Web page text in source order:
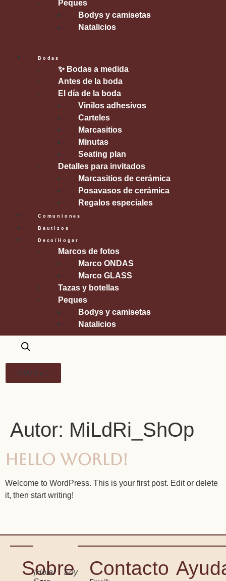
Peques
Bodys y camisetas
Natalicios
Bodas
✨ Bodas a medida
Antes de la boda
El día de la boda
Vinilos adhesivos
Carteles
Marcasitios
Minutas
Seating plan
Detalles para invitados
Marcasitios de cerámica
Posavasos de cerámica
Regalos especiales
Comuniones
Bautizos
Deco/Hogar
Marcos de fotos
Marco ONDAS
Marco GLASS
Tazas y botellas
Peques
Bodys y camisetas
Natalicios
0,00 € 0
Autor: MiLdRi_ShOp
Hello world!
Welcome to WordPress. This is your first post. Edit or delete
it, then start writing!
Sobre
¡Hola! Soy
Contacto